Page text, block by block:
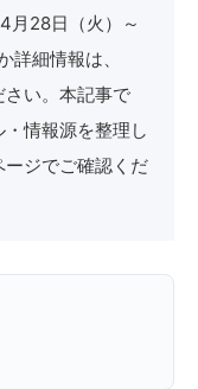
月28日（火）～
細情報は、
さい。本記事で
情報源を整理し
ジでご確認くだ